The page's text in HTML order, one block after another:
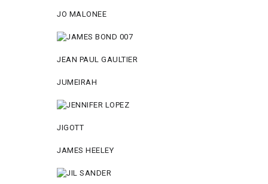
JO MАLОNEE
JEAN PAUL GAULTIER
JUMEIRAH
JIGOTT
JAMES HEELEY